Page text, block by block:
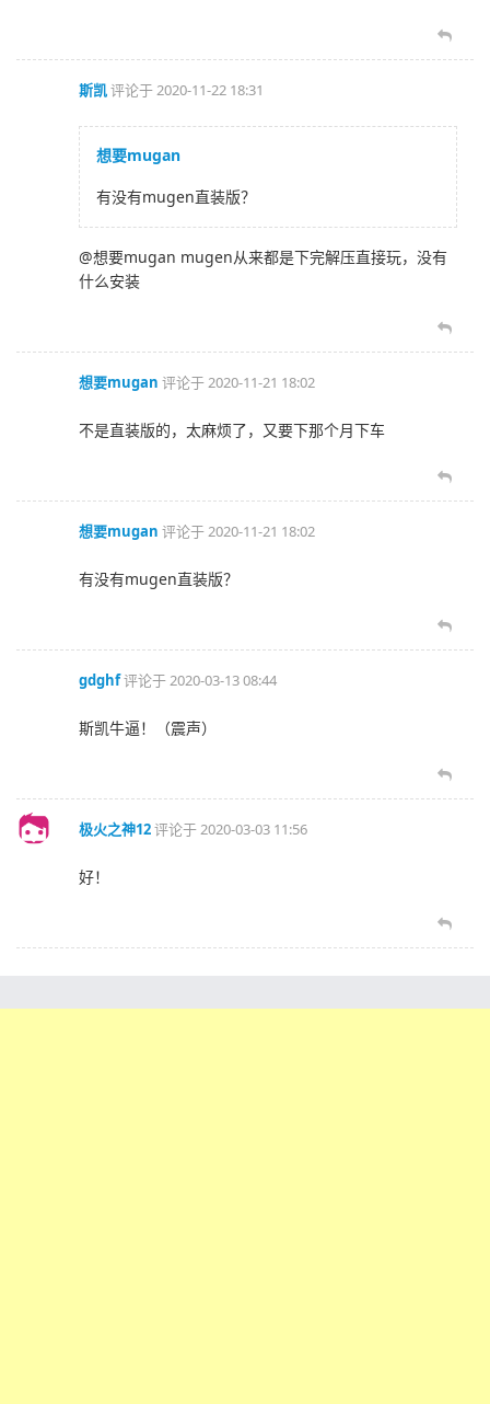
斯凯评论于2020-11-22 18:31
想要mugan
有没有mugen直装版？
@想要mugan mugen从来都是下完解压直接玩，没有
什么安装
想要mugan 评论于2020-11-21 18:02
不是直装版的，太麻烦了，又要下那个月下车
想要mugan 评论于2020-11-21 18:02
有没有mugen直装版？
gdghf评论于2020-03-13 08:44
斯凯牛逼！（震声）
极火之神12评论于2020-03-03 11:56
好！